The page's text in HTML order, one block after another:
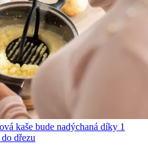
kaše bude nadýchaná díky 1
dřezu